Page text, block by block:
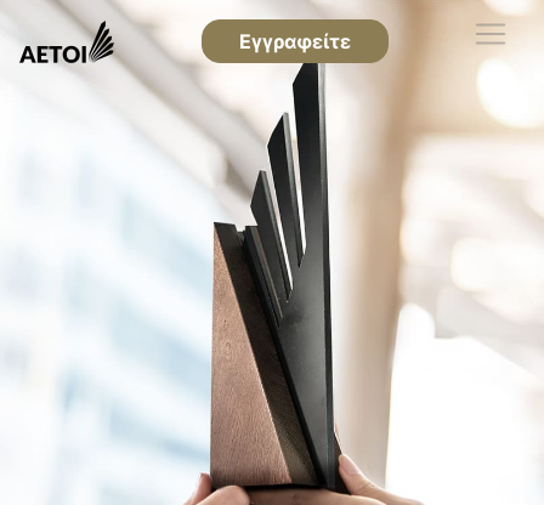
Εγγραφείτε